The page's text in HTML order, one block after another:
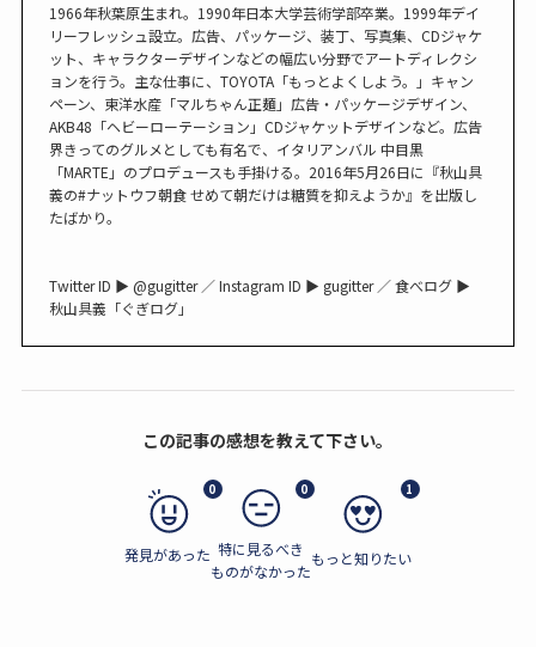
1966年秋葉原生まれ。1990年日本大学芸術学部卒業。1999年デイ
リーフレッシュ設立。広告、パッケージ、装丁、写真集、CDジャケ
ット、キャラクターデザインなどの幅広い分野でアートディレクシ
ョンを行う。主な仕事に、TOYOTA「もっとよくしよう。」キャン
ペーン、東洋水産「マルちゃん正麺」広告・パッケージデザイン、
AKB48「ヘビーローテーション」CDジャケットデザインなど。広告
界きってのグルメとしても有名で、イタリアンバル 中目黒
「MARTE」のプロデュースも手掛ける。2016年5月26日に『秋山具
義の#ナットウフ朝食 せめて朝だけは糖質を抑えようか』を出版し
たばかり。
Twitter ID ▶︎ @gugitter ／ Instagram ID ▶︎ gugitter ／ 食べログ ▶︎
秋山具義「ぐぎログ」
この記事の感想を教えて下さい。
0
発見があった
0
特に見るべき
ものがなかった
1
もっと知りたい